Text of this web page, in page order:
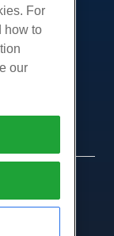
Inc. 회사.
For
how to
our